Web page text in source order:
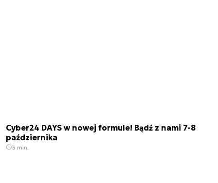
Cyber24 DAYS w nowej formule! Bądź z nami 7-8
października
3 min.